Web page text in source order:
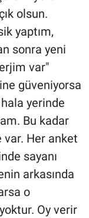
olsun.
yaptım,
sonra yeni
var"
güveniyorsa
yerinde
Bu kadar
var. Her anket
sayanı
arkasında
o
Oy verir